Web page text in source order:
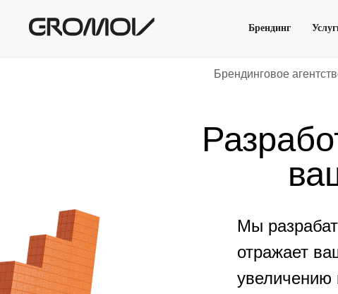
Брендинг
Брендинговое
Мы
отражает